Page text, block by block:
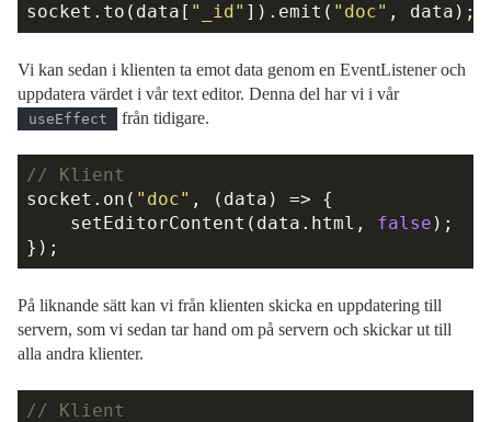
socket.to(data[ "_id" ]).emit( "doc"
Vi kan sedan i klienten ta emot data genom en EventListener och
uppdatera värdet i vår text editor. Denna del har vi i vår
useEffect från tidigare.
// Klient
socket.on( "doc" , ( data ) => {
    setEditorContent(data.html,
false );
På liknande sätt kan vi från klienten skicka en uppdatering till
servern, som vi sedan tar hand om på servern och skickar ut till
alla andra klienter.
// Klient